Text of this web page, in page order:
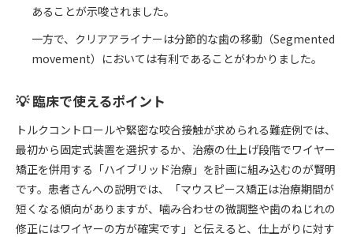
あることが示唆されました。
一方で、クリアアライナーは分節的な歯の移動（Segmented
movement）においては有利であることがわかりました。
💡 臨床で使えるポイント
トルクコントロールや緊密な咬合接触が求められる難症例では、
最初から固定式装置を選択するか、治療の仕上げ段階でワイヤー
矯正を併用する「ハイブリッド治療」を計画に組み込むのが賢明
です。患者さんへの説明では、「マウスピース矯正は治療期間が
短くなる傾向がありますが、噛み合わせの微調整や歯のねじれの
修正にはワイヤーの方が確実です」と伝えると、仕上がりに対す